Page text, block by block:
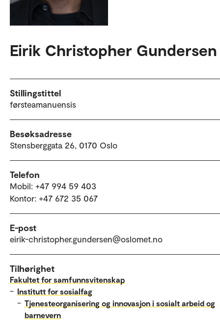
Eirik Christopher Gundersen
Stillingstittel
førsteamanuensis
Besøksadresse
Stensberggata 26, 0170 Oslo
Telefon
Mobil: +47 994 59 403
Kontor: +47 672 35 067
E-post
eirik-christopher.gundersen@oslomet.no
Tilhørighet
Fakultet for samfunnsvitenskap
– Institutt for sosialfag
– Tjenesteorganisering og innovasjon i sosialt arbeid og
barnevern